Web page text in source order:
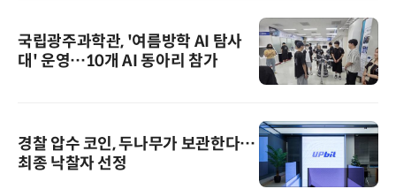
국립광주과학관, '여름방학 AI 탐사
대' 운영…10개 AI 동아리 참가
경찰 압수 코인, 두나무가 보관한다…
최종 낙찰자 선정